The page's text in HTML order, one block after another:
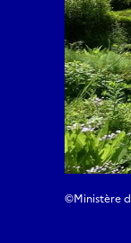
©Ministère